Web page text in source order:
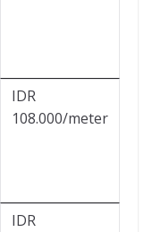
IDR
108.000/meter
IDR